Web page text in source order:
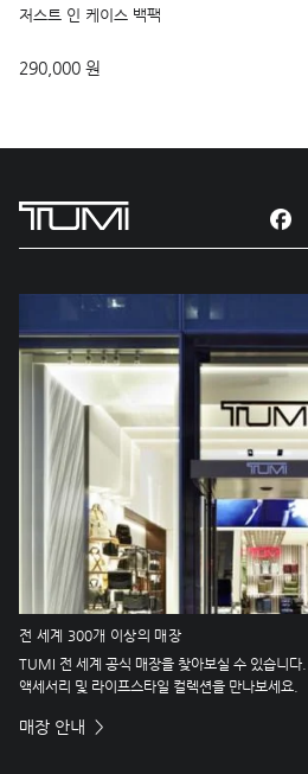
저스트 인 케이스 백팩
290,000 원
전 세계 300개 이상의 매장
TUMI 전 세계 공식 매장을 찾아보실 수 있습니다
액세서리 및 라이프스타일 컬렉션을 만나보세요.
매장 안내